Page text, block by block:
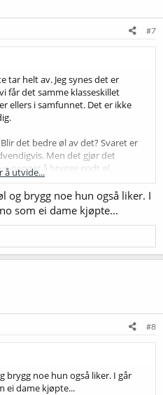
#7
tar helt av. Jeg synes det er
får det samme klasseskillet
ellers i samfunnet. Det er ikke
det bedre øl av det? Svaret er
Men det gjør det
penger å brygge godt øl.
deg kunnskap - eller i alle fall at
om du da ikke går på dyre kurs
er den viktigste ingrediensen i
bygge sitt eget utstyr. En av
er Randy Moshers
er ikke så lenge innafor
han mot slutten et kapittel som
og hele bryggeriet skal
(halvkilo).
Mosher skrudde i hop,
det etterhvert bli avanserte
Blichman Engineering og andre
å utvide...
og brygg noe hun også liker. I
som ei dame kjøpte...
#8
brygg noe hun også liker. I går
ei dame kjøpte...